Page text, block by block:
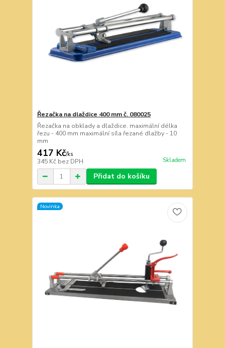
Řezačka na dlaždice 400 mm č. 080025
Řezačka na obklady a dlaždice. maximální délka
řezu - 400 mm maximální síla řezané dlažby - 10
mm
417 Kč/ks
345 Kč bez DPH Skladem
Přidat do košíku
Novinka